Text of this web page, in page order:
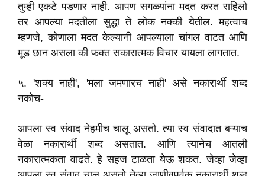
तुम्ही एकटे पडणार नाही. आपण सगळ्यांना मदत करत राहिलो
तर आपल्या मदतीला सुद्धा ते लोक नक्की येतील. महत्वाच
म्हणजे, कोणाला मदत केल्यानी आपल्याला चांगल वाटत आणि
मूड छान असला की फक्त सकारात्मक विचार यायला लागतात.
५. 'शक्य नाही', 'मला जमणारच नाही' असे नकारार्थी शब्द
नकोच-
आपला स्व संवाद नेहमीच चालू असतो. त्या स्व संवादात बऱ्याच
वेळा नकारार्थी शब्द असतात. आणि त्यानेच आतली
नकारात्मकता वाढते. हे सहज टाळता येऊ शकत. जेव्हा जेव्हा